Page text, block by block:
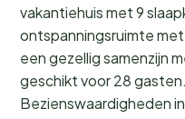
vakantiehuis met 9
ontspanningsruimte
een gezellig samenzijn
geschikt voor 28 gasten.
Bezienswaardigheden